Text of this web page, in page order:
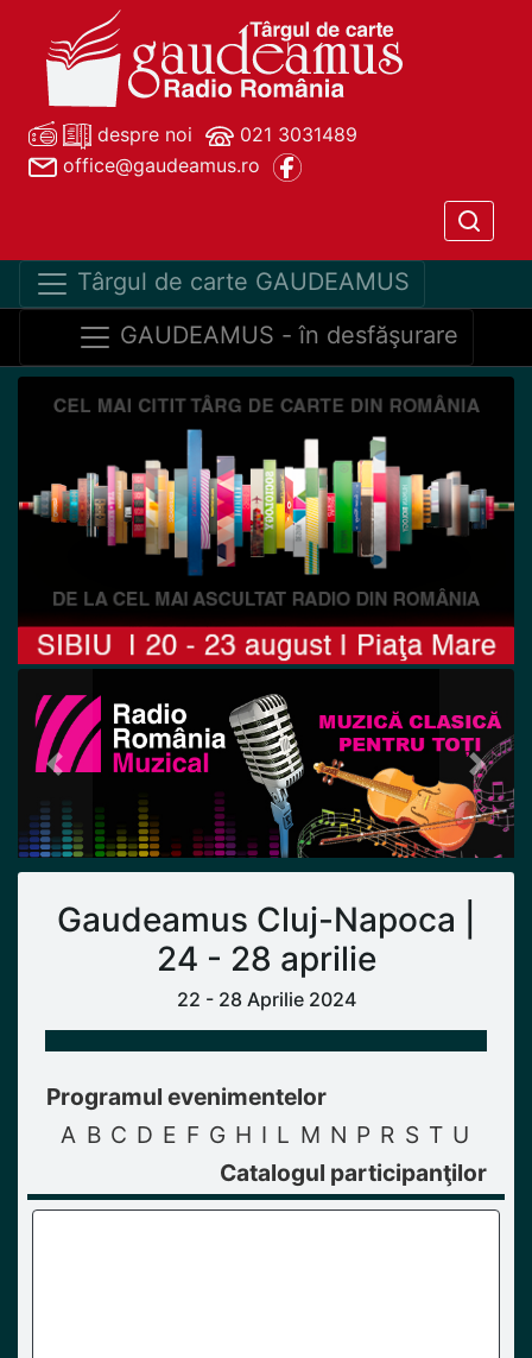
despre noi
021 3031489
office@gaudeamus.ro
Târgul de carte GAUDEAMUS
GAUDEAMUS - în desfăşurare
Previous Next
Gaudeamus Cluj-Napoca |
24 - 28 aprilie
22 - 28 Aprilie 2024
Programul evenimentelor
A B C D E F G H I L M N P R S T U
Catalogul participanţilor